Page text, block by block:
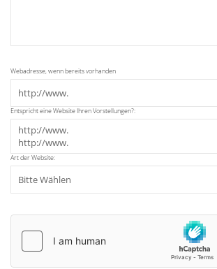
Webadresse, wenn bereits vorhanden
Entspricht eine Website Ihren Vorstellungen?:
Art der Website: